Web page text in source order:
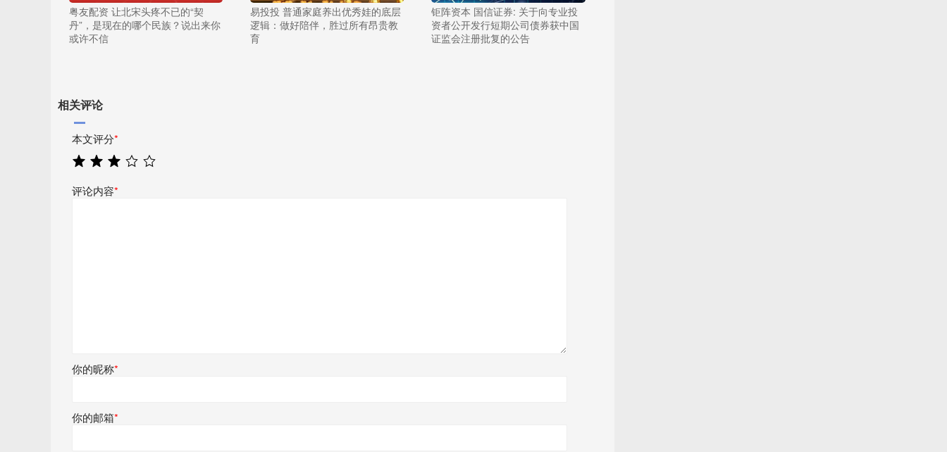
粤友配资 让北宋头疼不已的“契
丹”，是现在的哪个民族？说出来你
或许不信
易投投 普通家庭养出优秀娃的底层
逻辑：做好陪伴，胜过所有昂贵教
育
钜阵资本 国信证券: 关于向专业投
资者公开发行短期公司债券获中国
证监会注册批复的公告
相关评论
本文评分*
评论内容*
你的昵称*
你的邮箱*